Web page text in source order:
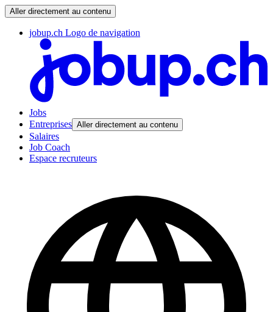
Aller directement au contenu
jobup.ch Logo de navigation
Jobs
Entreprises Aller directement au contenu
Salaires
Job Coach
Espace recruteurs